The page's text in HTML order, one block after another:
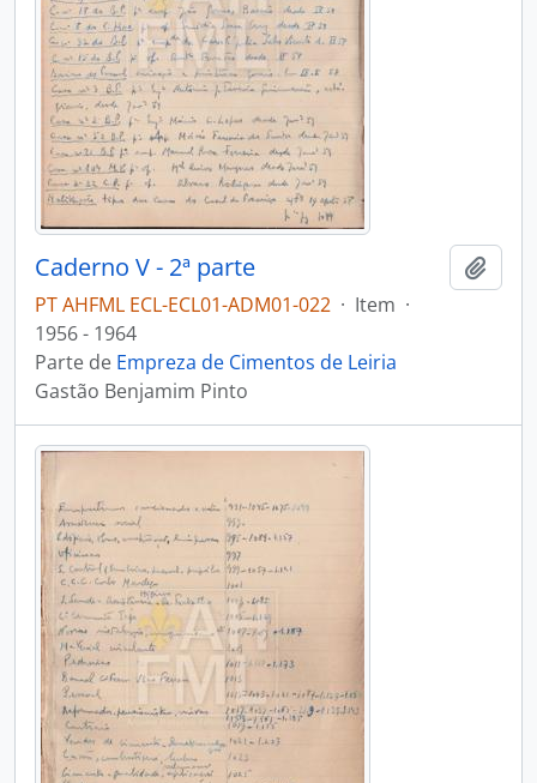
Caderno V - 2ª parte
PT AHFML ECL-ECL01-ADM01-022 · Item ·
1956 - 1964
Parte de Empreza de Cimentos de Leiria
Gastão Benjamim Pinto